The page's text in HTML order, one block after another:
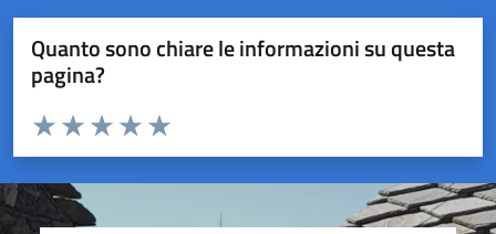
Quanto sono chiare le informazioni su questa
pagina?
Valuta da 1 a 5 stelle la pagina
Valuta 5 stelle su 5
Valuta 4 stelle su 5
Valuta 3 stelle su 5
Valuta 2 stelle su 5
Valuta 1 stelle su 5